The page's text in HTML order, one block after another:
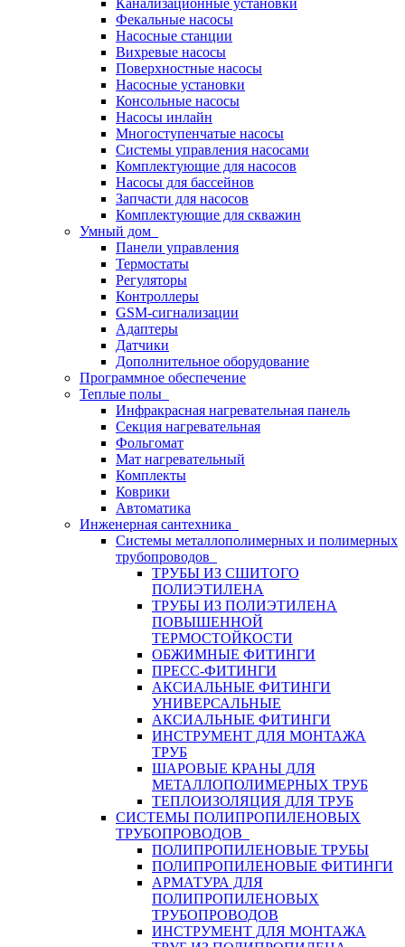
Канализационные установки
Фекальные насосы
Насосные станции
Вихревые насосы
Поверхностные насосы
Насосные установки
Консольные насосы
Насосы инлайн
Многоступенчатые насосы
Системы управления насосами
Комплектующие для насосов
Насосы для бассейнов
Запчасти для насосов
Комплектующие для скважин
Умный дом
Панели управления
Термостаты
Регуляторы
Контроллеры
GSM-сигнализации
Адаптеры
Датчики
Дополнительное оборудование
Программное обеспечение
Теплые полы
Инфракрасная нагревательная панель
Секция нагревательная
Фольгомат
Мат нагревательный
Комплекты
Коврики
Автоматика
Инженерная сантехника
Системы металлополимерных и полимерных
трубопроводов
ТРУБЫ ИЗ СШИТОГО
ПОЛИЭТИЛЕНА
ТРУБЫ ИЗ ПОЛИЭТИЛЕНА
ПОВЫШЕННОЙ
ТЕРМОСТОЙКОСТИ
ОБЖИМНЫЕ ФИТИНГИ
ПРЕСС-ФИТИНГИ
АКСИАЛЬНЫЕ ФИТИНГИ
УНИВЕРСАЛЬНЫЕ
АКСИАЛЬНЫЕ ФИТИНГИ
ИНСТРУМЕНТ ДЛЯ МОНТАЖА
ТРУБ
ШАРОВЫЕ КРАНЫ ДЛЯ
МЕТАЛЛОПОЛИМЕРНЫХ ТРУБ
ТЕПЛОИЗОЛЯЦИЯ ДЛЯ ТРУБ
СИСТЕМЫ ПОЛИПРОПИЛЕНОВЫХ
ТРУБОПРОВОДОВ
ПОЛИПРОПИЛЕНОВЫЕ ТРУБЫ
ПОЛИПРОПИЛЕНОВЫЕ ФИТИНГИ
АРМАТУРА ДЛЯ
ПОЛИПРОПИЛЕНОВЫХ
ТРУБОПРОВОДОВ
ИНСТРУМЕНТ ДЛЯ МОНТАЖА